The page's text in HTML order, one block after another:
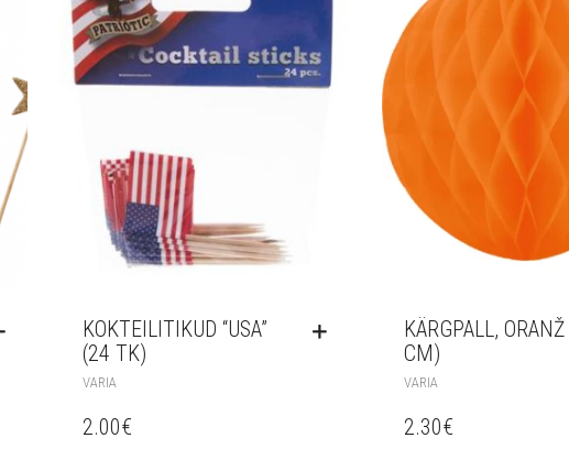
KOKTEILITIKUD “USA”
(24 TK)
VARIA
2.00€
KÄRGPALL,
CM)
VARIA
2.30€